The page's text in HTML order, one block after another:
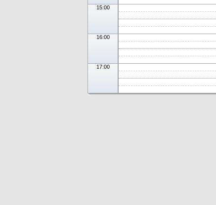
15:00
16:00
17:00